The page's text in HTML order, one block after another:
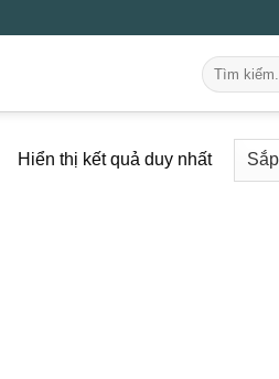
Tìm
kiếm:
Hiển thị kết quả duy nhất